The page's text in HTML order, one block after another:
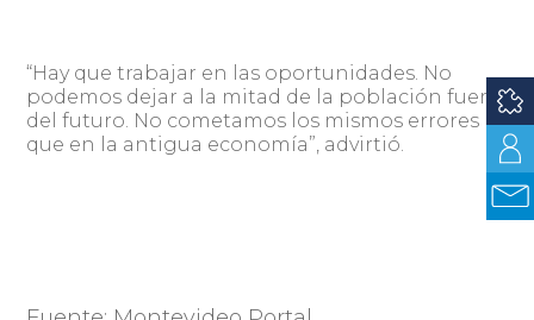
“Hay que trabajar en las oportunidades. No
podemos dejar a la mitad de la población fuera
del futuro. No cometamos los mismos errores
que en la antigua economía”, advirtió.